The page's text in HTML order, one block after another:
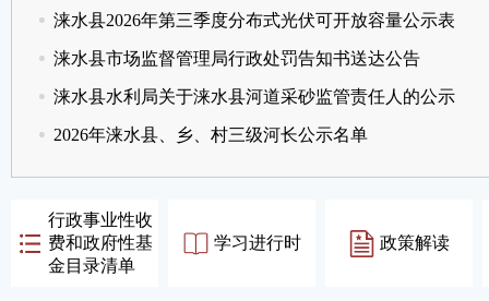
涞水县2026年第三季度分布式光伏可开放容量公示表
涞水县市场监督管理局行政处罚告知书送达公告
涞水县水利局关于涞水县河道采砂监管责任人的公示
2026年涞水县、乡、村三级河长公示名单
行政事业性收
费和政府性基
金目录清单
学习进行时 政策解读